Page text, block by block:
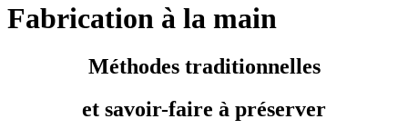
Fabrication à la main
Méthodes traditionnelles
et savoir-faire à préserver